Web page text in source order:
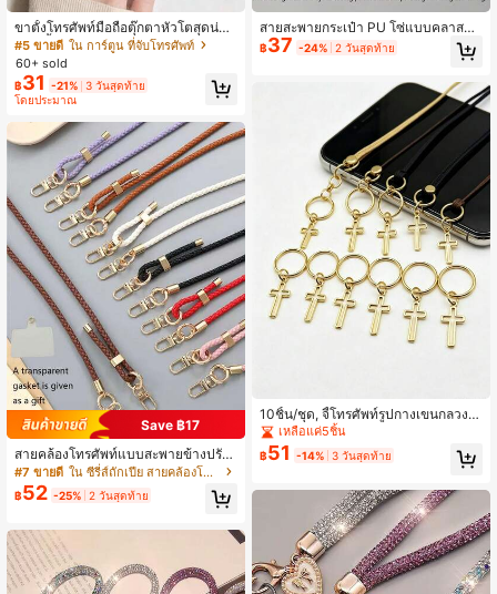
ขาตั้งโทรศัพท์มือถือตุ๊กตาหัวโตสุดน่ารั
ก ขาตั้งแบบแหวนพกพา DIY ทำมือ สไ
ตล์ 3D Ins สำหรับเด็กผู้หญิง ใช้ได้กับ i
Phone, โทรศัพท์ Android ของขวัญวันเ
กิด ครอบครัว และเพื่อน ขาตั้งโทรศัพท์
แบบดึง-ดัน ที่วางโทรศัพท์ อุปกรณ์เสริ
มโทรศัพท์
#5 ขายดี ใน การ์ตูน ที่จับโทรศัพท์
60+ sold
฿31 -21% 3 วันสุดท้าย
โดยประมาณ
Save ฿17
สายคล้องโทรศัพท์แบบสะพายข้างปรับ
ได้ ลายถักหนังเชือก พร้อมโซ่ อเนกประ
สงค์ พร้อมที่ใส่บัตรใส
#7 ขายดี ใน ซีรี่ส์ถักเปีย สายคล้องโทรศัพท์มือถือ
฿52 -25% 2 วันสุดท้าย
สายสะพายกระเป๋า PU โซ่แบบคลาสสิก
ขายดี อุปกรณ์เสริมกระเป๋าสำหรับฤดูร้อ
น สายสะพายไหล่ DIY สายคล้องโทรศัพ
฿37 -24% 2 วันสุดท้าย
10ชิ้น/ชุด, จี้โทรศัพท์รูปกางเขนกลวง, เ
ส้นผ่านศูนย์กลางภายนอก 20 มม., พวง
กุญแจลวดโลหะกลม, พวงกุญแจไม่มีโซ
่, ของขวัญฮาโลวีน, ของที่ระลึก, อุปกรณ์
น่ารัก, สไตล์โกธิค, สไตล์ Y2K
เหลือแค่5ชิ้น
฿51 -14% 3 วันสุดท้าย